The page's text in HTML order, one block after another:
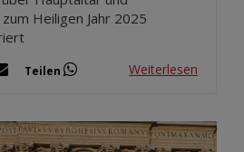
Heiligen Jahr 2025
Teilen Weiterlesen